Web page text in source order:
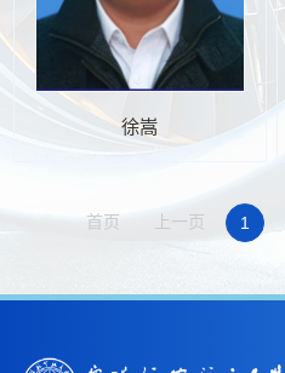
徐嵩
首页 上一页 1